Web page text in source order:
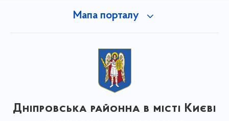
Мапа порталу
Дніпровська районна в місті Києві